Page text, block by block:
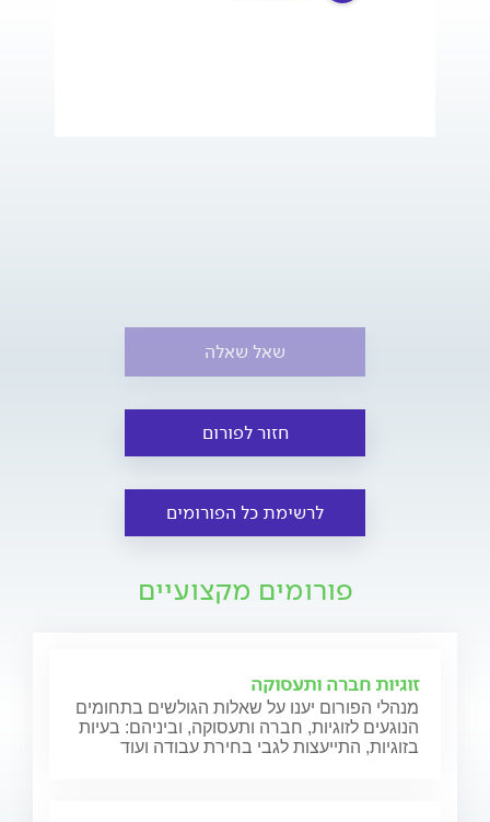
שאל שאלה
חזור לפורום
לרשימת כל הפורומים
פורומים מקצועיים
זוגיות חברה ותעסוקה
מנהלי הפורום יענו על שאלות הגולשים בתחומים
הנוגעים לזוגיות, חברה ותעסוקה, וביניהם: בעיות
בזוגיות, התייעצות לגבי בחירת עבודה ועוד